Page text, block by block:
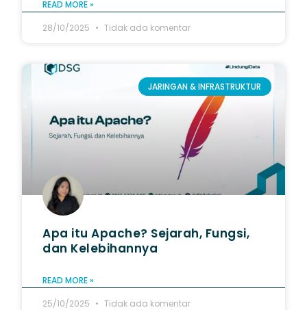
READ MORE »
28/10/2025
Tidak ada komentar
JARINGAN & INFRASTRUKTUR
Apa itu Apache? Sejarah, Fungsi,
dan Kelebihannya
READ MORE »
25/10/2025
Tidak ada komentar